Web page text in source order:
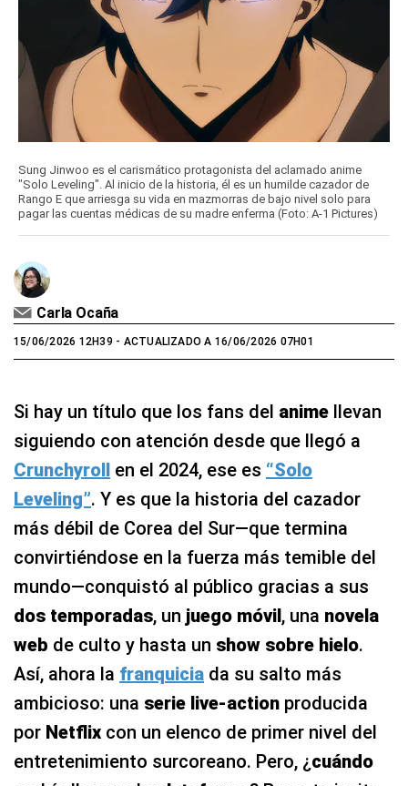
Sung Jinwoo es el carismático protagonista del aclamado anime
"Solo Leveling". Al inicio de la historia, él es un humilde cazador de
Rango E que arriesga su vida en mazmorras de bajo nivel solo para
pagar las cuentas médicas de su madre enferma (Foto: A-1 Pictures)
Carla Ocaña
15/06/2026 12H39 - ACTUALIZADO A 16/06/2026 07H01
Si hay un título que los fans del anime llevan
siguiendo con atención desde que llegó a
Crunchyroll en el 2024, ese es “Solo
Leveling”. Y es que la historia del cazador
más débil de Corea del Sur—que termina
convirtiéndose en la fuerza más temible del
mundo—conquistó al público gracias a sus
dos temporadas, un juego móvil, una novela
web de culto y hasta un show sobre hielo.
Así, ahora la franquicia da su salto más
ambicioso: una serie live-action producida
por Netflix con un elenco de primer nivel del
entretenimiento surcoreano. Pero, ¿cuándo